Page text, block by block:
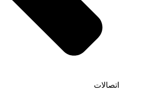
اتصالات